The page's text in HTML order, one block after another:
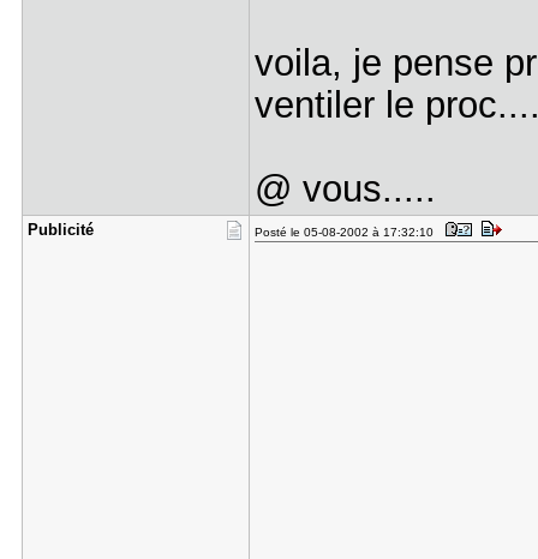
voila, je pense
ventiler le
@ vous.....
Publicité Posté le 05-08-2002 à 17:32:10